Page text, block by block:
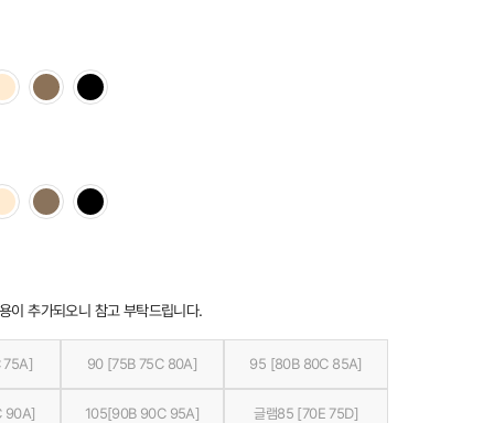
이 추가되오니 참고 부탁드립니다.
75A] 90 [75B 75C 80A] 95 [80B 80C 85A]
90A] 105[90B 90C 95A] 글램85 [70E 75D]